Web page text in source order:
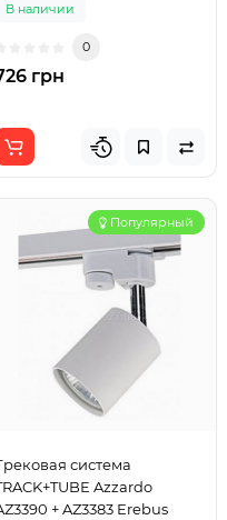
В наличии
0
грн
Популярный
система
Azzardo
+ AZ3383 Erebus